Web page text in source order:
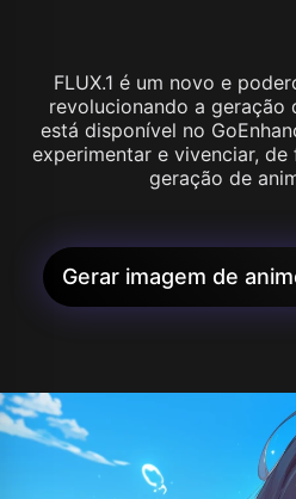
FLUX.1 é um novo e
revolucionando a geração
está disponível no
experimentar e vivenciar,
geração de
Gerar imagem de